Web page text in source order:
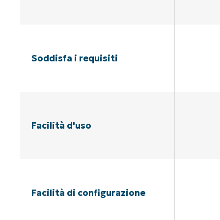
Soddisfa i requisiti
Facilità d'uso
Facilità di configurazione